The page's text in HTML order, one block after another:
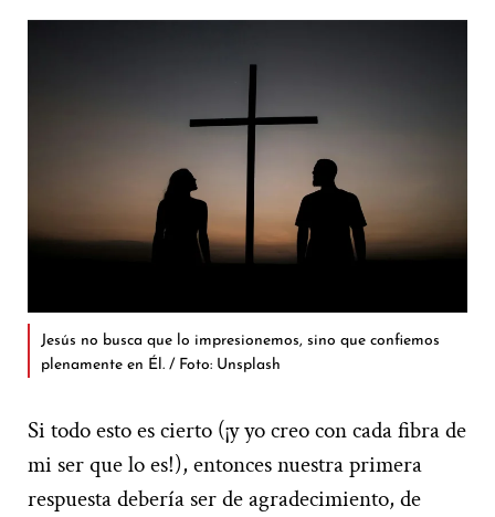
Jesús no busca que lo impresionemos, sino que confiemos
plenamente en Él. / Foto: Unsplash
Si todo esto es cierto (¡y yo creo con cada fibra de
mi ser que lo es!), entonces nuestra primera
respuesta debería ser de agradecimiento, de